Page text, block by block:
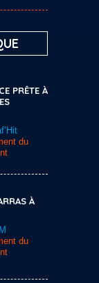
PRÊTE À
du
À
du